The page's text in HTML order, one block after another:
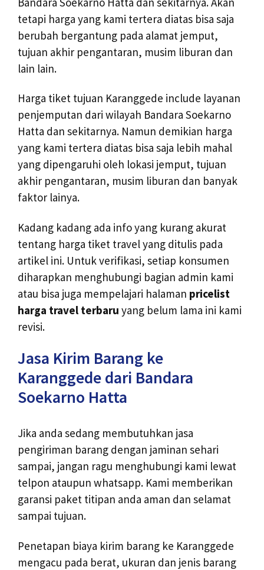
tetapi harga yang kami tertera diatas bisa saja
berubah bergantung pada alamat jemput,
tujuan akhir pengantaran, musim liburan dan
lain lain.
Harga tiket tujuan Karanggede include layanan
penjemputan dari wilayah Bandara Soekarno
Hatta dan sekitarnya. Namun demikian harga
yang kami tertera diatas bisa saja lebih mahal
yang dipengaruhi oleh lokasi jemput, tujuan
akhir pengantaran, musim liburan dan banyak
faktor lainya.
Kadang kadang ada info yang kurang akurat
tentang harga tiket travel yang ditulis pada
artikel ini. Untuk verifikasi, setiap konsumen
diharapkan menghubungi bagian admin kami
atau bisa juga mempelajari halaman pricelist
harga travel terbaru yang belum lama ini kami
revisi.
Jasa Kirim Barang ke
Karanggede dari Bandara
Soekarno Hatta
Jika anda sedang membutuhkan jasa
pengiriman barang dengan jaminan sehari
sampai, jangan ragu menghubungi kami lewat
telpon ataupun whatsapp. Kami memberikan
garansi paket titipan anda aman dan selamat
sampai tujuan.
Penetapan biaya kirim barang ke Karanggede
mengacu pada berat, ukuran dan jenis barang